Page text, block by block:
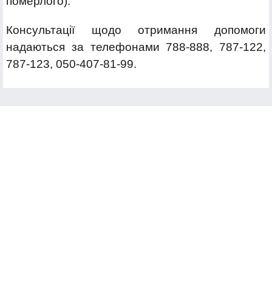
Консультації щодо отримання допомоги
надаються за телефонами 788-888, 787-122,
787-123, 050-407-81-99.